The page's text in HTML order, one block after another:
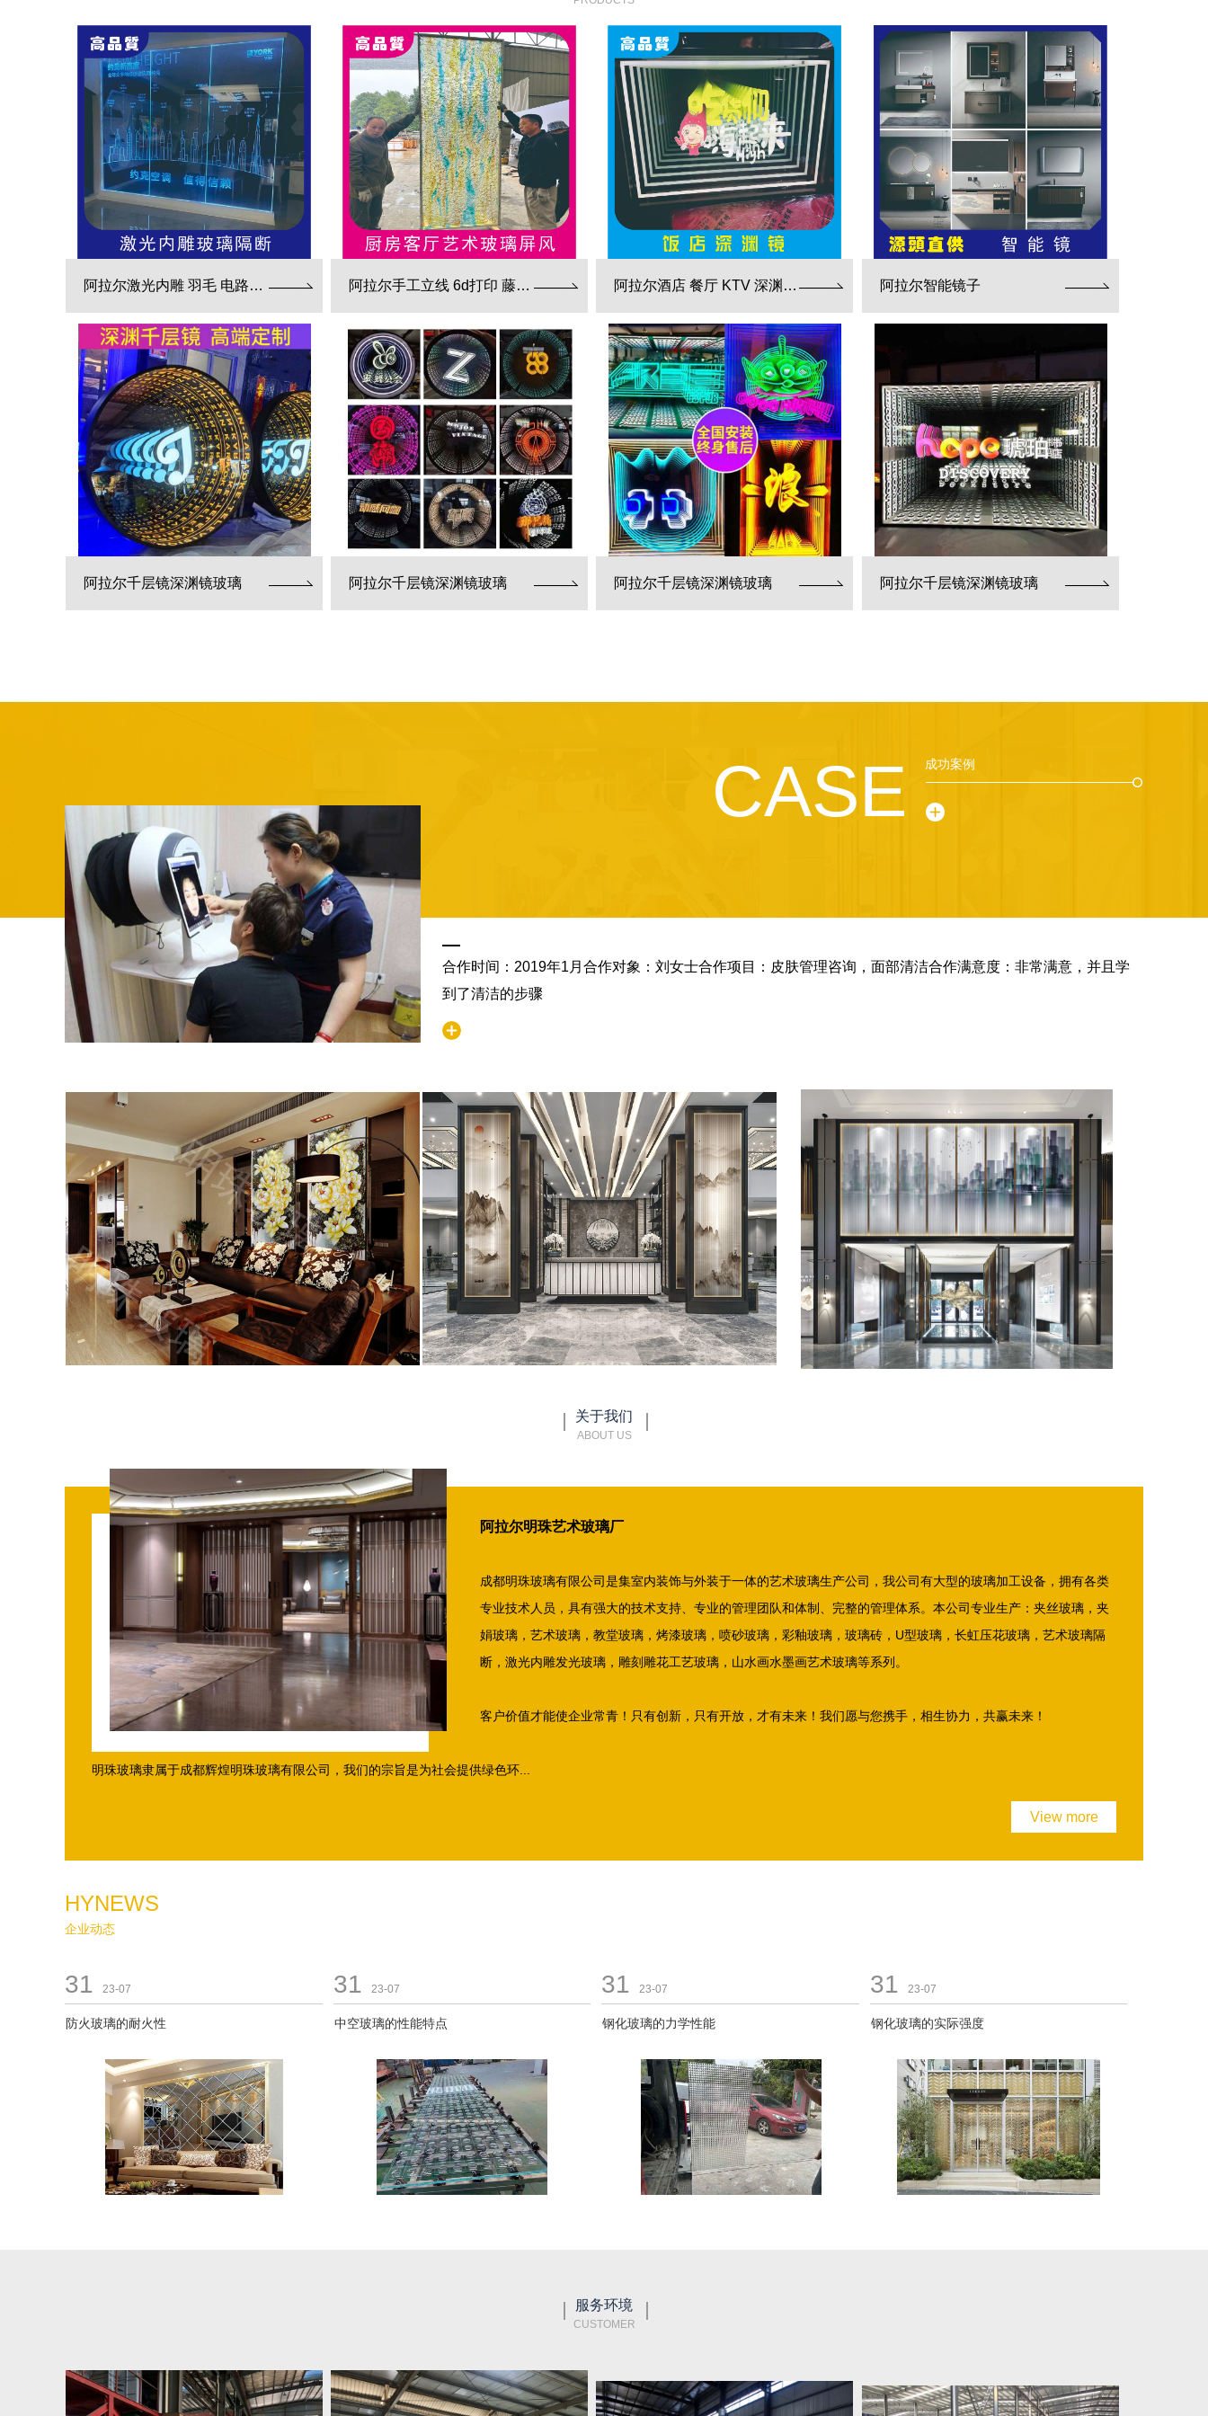
阿拉尔激光内雕 羽毛 电路板 3d效果展现 阿拉尔手工立线 6d打印 藤编夹胶 新款 厂家直销 阿拉尔酒店 餐厅 KTV 深渊镜彩色跑马灯 阿拉尔智能镜子
阿拉尔千层镜深渊镜玻璃 阿拉尔千层镜深渊镜玻璃 阿拉尔千层镜深渊镜玻璃 阿拉尔千层镜深渊镜玻璃
成功案例
CASE
合作时间：2019年1月合作对象：刘女士合作项目：皮肤管理咨询，面部清洁合作满意度：非常满意，并且学
到了清洁的步骤
关于我们
ABOUT US
阿拉尔明珠艺术玻璃厂
成都明珠玻璃有限公司是集室内装饰与外装于一体的艺术玻璃生产公司，我公司有大型的玻璃加工设备，拥有各类
专业技术人员，具有强大的技术支持、专业的管理团队和体制、完整的管理体系。本公司专业生产：夹丝玻璃，夹
娟玻璃，艺术玻璃，教堂玻璃，烤漆玻璃，喷砂玻璃，彩釉玻璃，玻璃砖，U型玻璃，长虹压花玻璃，艺术玻璃隔
断，激光内雕发光玻璃，雕刻雕花工艺玻璃，山水画水墨画艺术玻璃等系列。
客户价值才能使企业常青！只有创新，只有开放，才有未来！我们愿与您携手，相生协力，共赢未来！
明珠玻璃隶属于成都辉煌明珠玻璃有限公司，我们的宗旨是为社会提供绿色环...
View more
HYNEWS
企业动态
31 23-07
防火玻璃的耐火性
31 23-07
中空玻璃的性能特点
31 23-07
钢化玻璃的力学性能
31 23-07
钢化玻璃的实际强度
服务环境
CUSTOMER